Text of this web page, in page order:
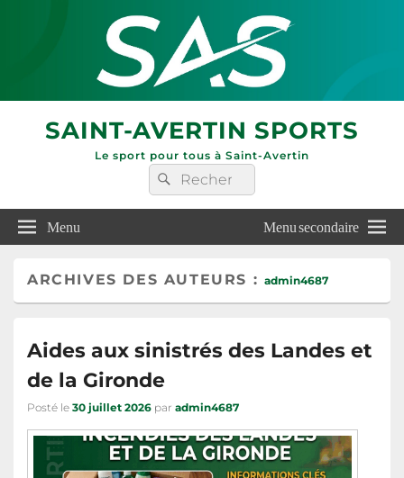
SAINT-AVERTIN SPORTS
Le sport pour tous à Saint-Avertin
Recherche :
Rechercher
Menu Menu secondaire
ARCHIVES DES AUTEURS : admin4687
Aides aux sinistrés des Landes et
de la Gironde
Posté le 30 juillet 2026 par admin4687